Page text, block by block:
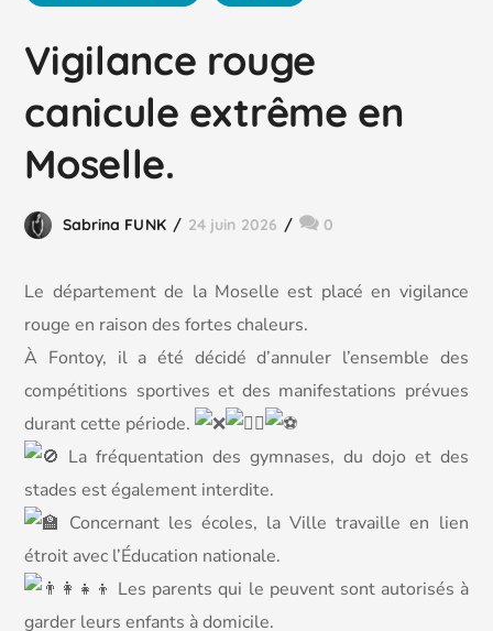
Vigilance rouge
canicule extrême en
Moselle.
Sabrina FUNK 24 juin 2026 0
Le département de la Moselle est placé en vigilance
rouge en raison des fortes chaleurs.
À Fontoy, il a été décidé d’annuler l’ensemble des
compétitions sportives et des manifestations prévues
durant cette période.
La fréquentation des gymnases, du dojo et des
stades est également interdite.
Concernant les écoles, la Ville travaille en lien
étroit avec l’Éducation nationale.
Les parents qui le peuvent sont autorisés à
garder leurs enfants à domicile.